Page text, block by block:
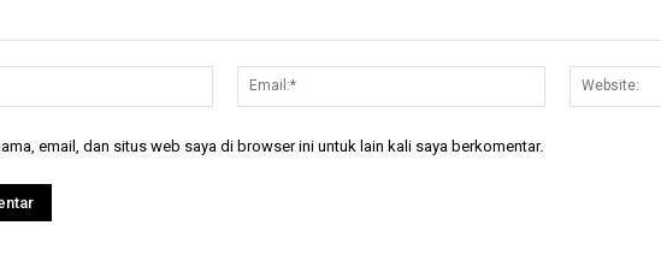
Nama:*
Email:*
email, dan situs web saya di browser ini untuk lain kali saya berkomentar.